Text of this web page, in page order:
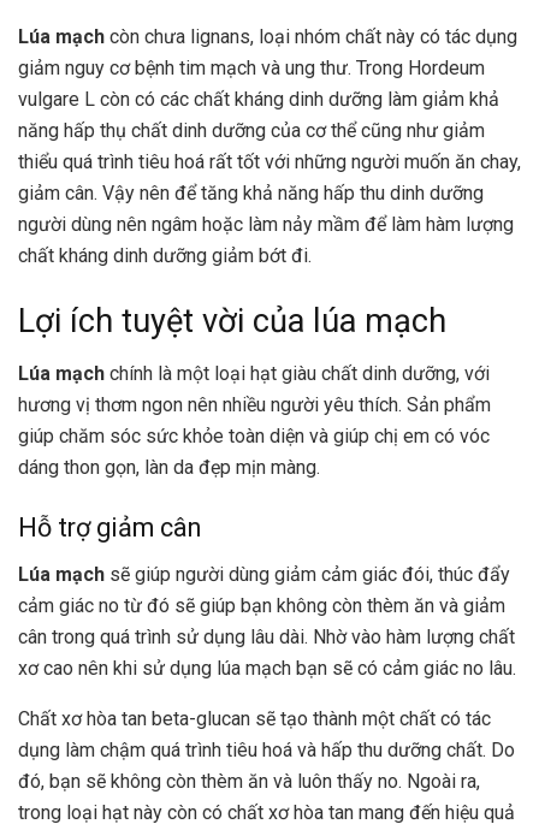
Lúa mạch còn chưa lignans, loại nhóm chất này có tác dụng
giảm nguy cơ bệnh tim mạch và ung thư. Trong Hordeum
vulgare L còn có các chất kháng dinh dưỡng làm giảm khả
năng hấp thụ chất dinh dưỡng của cơ thể cũng như giảm
thiểu quá trình tiêu hoá rất tốt với những người muốn ăn chay,
giảm cân. Vậy nên để tăng khả năng hấp thu dinh dưỡng
người dùng nên ngâm hoặc làm nảy mầm để làm hàm lượng
chất kháng dinh dưỡng giảm bớt đi.
Lợi ích tuyệt vời của lúa mạch
Lúa mạch chính là một loại hạt giàu chất dinh dưỡng, với
hương vị thơm ngon nên nhiều người yêu thích. Sản phẩm
giúp chăm sóc sức khỏe toàn diện và giúp chị em có vóc
dáng thon gọn, làn da đẹp mịn màng.
Hỗ trợ giảm cân
Lúa mạch sẽ giúp người dùng giảm cảm giác đói, thúc đẩy
cảm giác no từ đó sẽ giúp bạn không còn thèm ăn và giảm
cân trong quá trình sử dụng lâu dài. Nhờ vào hàm lượng chất
xơ cao nên khi sử dụng lúa mạch bạn sẽ có cảm giác no lâu.
Chất xơ hòa tan beta-glucan sẽ tạo thành một chất có tác
dụng làm chậm quá trình tiêu hoá và hấp thu dưỡng chất. Do
đó, bạn sẽ không còn thèm ăn và luôn thấy no. Ngoài ra,
trong loại hạt này còn có chất xơ hòa tan mang đến hiệu quả